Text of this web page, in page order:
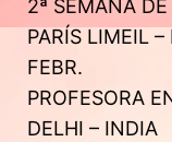
2ª SEMANA
PARÍS LIMEIL
FEBR.
PROFESORA
DELHI – INDIA